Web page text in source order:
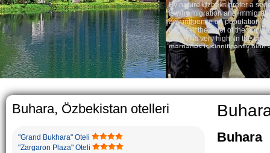
By nature Uzbeks prefer a
is why migration and
any influence on population
general, the level of the
growth is very high. In the
marriages is significantly high
percentage of divorce cases
in the world. According to
family is regarded as
The usual Uzbek family,
rather big. On the average,
5-6 children.
Buhara, Özbekistan otelleri
"Grand Bukhara" Oteli
"Zargaron Plaza" Oteli
Buhara